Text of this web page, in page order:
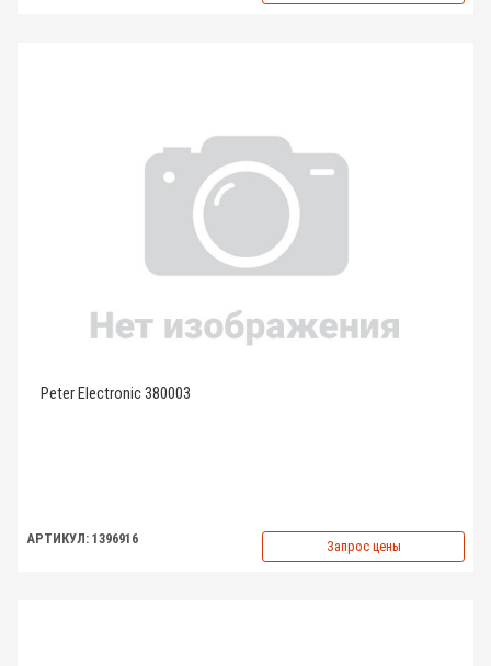
Peter Electronic 380003
АРТИКУЛ: 1396916 Запрос цены